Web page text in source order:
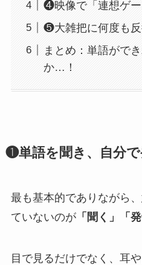
❹映像で「連想ゲ
❺大雑把に何度も反
まとめ：単語がで
か…！
❶単語を聞き、自分で
最も基本的でありながら
ていないのが「聞く」「
目で見るだけでなく、耳